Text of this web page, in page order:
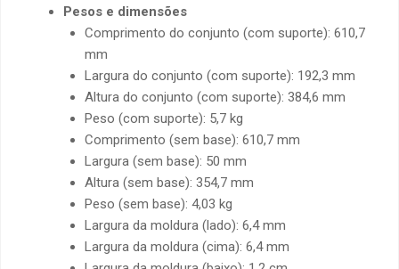
Pesos e dimensões
Comprimento do conjunto (com suporte): 610,7
mm
Largura do conjunto (com suporte): 192,3 mm
Altura do conjunto (com suporte): 384,6 mm
Peso (com suporte): 5,7 kg
Comprimento (sem base): 610,7 mm
Largura (sem base): 50 mm
Altura (sem base): 354,7 mm
Peso (sem base): 4,03 kg
Largura da moldura (lado): 6,4 mm
Largura da moldura (cima): 6,4 mm